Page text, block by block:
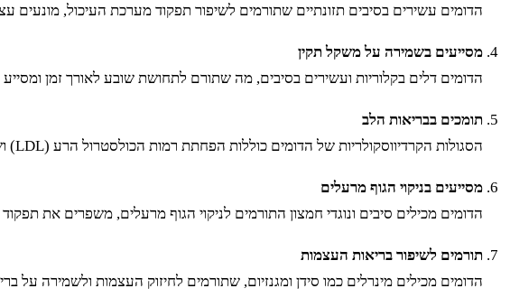
הדומים עשירים בסיבים תזונתיים שתורמים לשיפור תפקוד מערכת העיכול, מונעים
מסייעים בשמירה על משקל תקין
הדומים דלים בקלוריות ועשירים בסיבים, מה שתורם לתחושת שובע לאורך זמן
תומכים בבריאות הלב
הסגולות הקרדיווסקולריות של הדומים כוללות הפחתת רמות הכולסטרול הרע (LDL) ושיפור זרימת הדם, מה שתורם לשמירה על בריאות הלב.
מסייעים בניקוי הגוף מרעלים
הדומים מכילים סיבים ונוגדי חמצון התורמים לניקוי הגוף מרעלים, משפרים את
תורמים לשיפור בריאות העצמות
הדומים מכילים מינרלים כמו סידן ומגנזיום, שתורמים לחיזוק העצמות ולשמירה על